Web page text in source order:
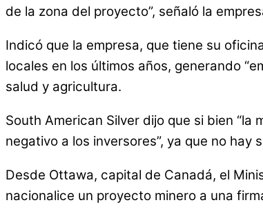
de la zona del proyecto”, señaló la
Indicó que la empresa, que tiene su
locales en los últimos años, generando
salud y agricultura.
South American Silver dijo que si bien “la
negativo a los inversores”, ya que no hay
Desde Ottawa, capital de Canadá, el
nacionalice un proyecto minero a una